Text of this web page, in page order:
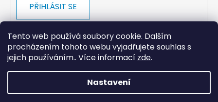
Tento web používá soubory cookie. Dalším
procházením tohoto webu vyjadřujete souhlas s
jejich používáním.. Více informací zde.
Nastavení
PŘIHLÁSIT SE
payments